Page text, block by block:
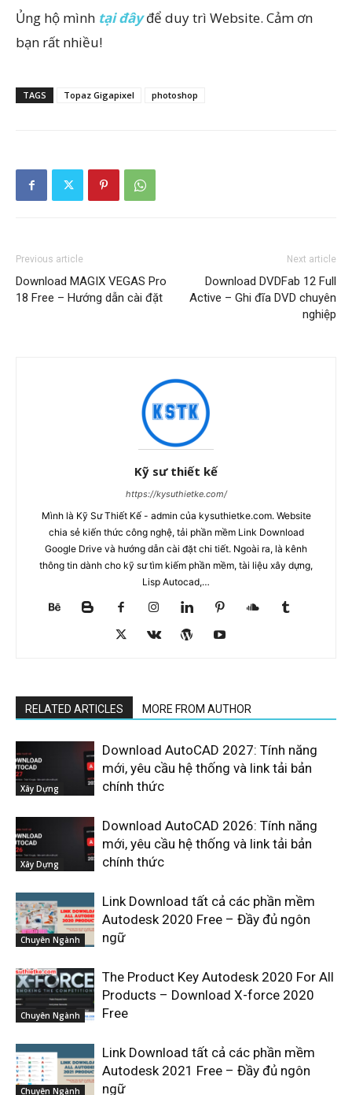
Ủng hộ mình tại đâyđể duy trì Website. Cảm ơn
bạn rất nhiều!
TAGS Topaz Gigapixel photoshop
Previous article
Download MAGIX VEGAS Pro
18 Free – Hướng dẫn cài đặt
Next article
Download DVDFab 12 Full
Active – Ghi đĩa DVD chuyên
nghiệp
Kỹ sư thiết kế
https://kysuthietke.com/
Mình là Kỹ Sư Thiết Kế - admin của kysuthietke.com. Website
chia sẻ kiến thức công nghệ, tải phần mềm Link Download
Google Drive và hướng dẫn cài đặt chi tiết. Ngoài ra, là kênh
thông tin dành cho kỹ sư tìm kiếm phần mềm, tài liệu xây dựng,
Lisp Autocad,…
RELATED ARTICLES MORE FROM AUTHOR
Xây Dựng
Download AutoCAD 2027: Tính năng
mới, yêu cầu hệ thống và link tải bản
chính thức
Xây Dựng
Download AutoCAD 2026: Tính năng
mới, yêu cầu hệ thống và link tải bản
chính thức
Chuyên Ngành
Link Download tất cả các phần mềm
Autodesk 2020 Free – Đầy đủ ngôn
ngữ
Chuyên Ngành
The Product Key Autodesk 2020 For All
Products – Download X-force 2020
Free
Chuyên Ngành
Link Download tất cả các phần mềm
Autodesk 2021 Free – Đầy đủ ngôn
ngữ